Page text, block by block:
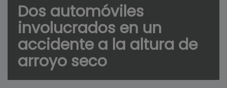
Dos automóviles
involucrados en un
accidente a la altura de
arroyo seco